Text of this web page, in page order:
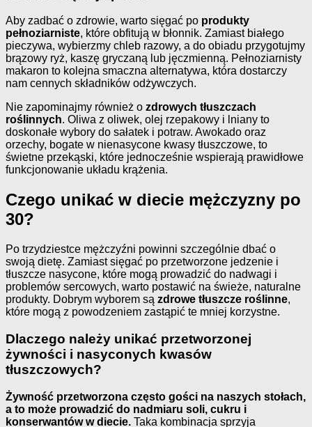
Aby zadbać o zdrowie, warto sięgać po produkty
pełnoziarniste, które obfitują w błonnik. Zamiast białego
pieczywa, wybierzmy chleb razowy, a do obiadu przygotujmy
brązowy ryż, kaszę gryczaną lub jęczmienną. Pełnoziarnisty
makaron to kolejna smaczna alternatywa, która dostarczy
nam cennych składników odżywczych.
Nie zapominajmy również o zdrowych tłuszczach
roślinnych. Oliwa z oliwek, olej rzepakowy i lniany to
doskonałe wybory do sałatek i potraw. Awokado oraz
orzechy, bogate w nienasycone kwasy tłuszczowe, to
świetne przekąski, które jednocześnie wspierają prawidłowe
funkcjonowanie układu krążenia.
Czego unikać w diecie mężczyzny po
30?
Po trzydziestce mężczyźni powinni szczególnie dbać o
swoją dietę. Zamiast sięgać po przetworzone jedzenie i
tłuszcze nasycone, które mogą prowadzić do nadwagi i
problemów sercowych, warto postawić na świeże, naturalne
produkty. Dobrym wyborem są zdrowe tłuszcze roślinne,
które mogą z powodzeniem zastąpić te mniej korzystne.
Dlaczego należy unikać przetworzonej
żywności i nasyconych kwasów
tłuszczowych?
Żywność przetworzona często gości na naszych stołach,
a to może prowadzić do nadmiaru soli, cukru i
konserwantów w diecie. Taka kombinacja sprzyja